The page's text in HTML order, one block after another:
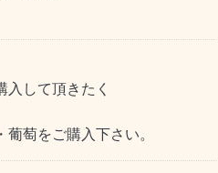
して頂きたく
萄をご購入下さい。